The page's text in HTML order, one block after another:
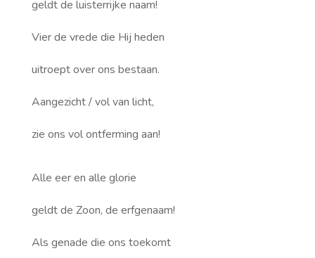
geldt de luisterrijke naam!
Vier de vrede die Hij heden
uitroept over ons bestaan.
Aangezicht / vol van licht,
zie ons vol ontferming aan!
Alle eer en alle glorie
geldt de Zoon, de erfgenaam!
Als genade die ons toekomt